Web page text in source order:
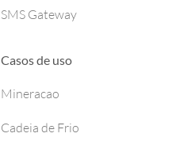
SMS Gateway
Casos de uso
Mineracao
Cadeia de Frio